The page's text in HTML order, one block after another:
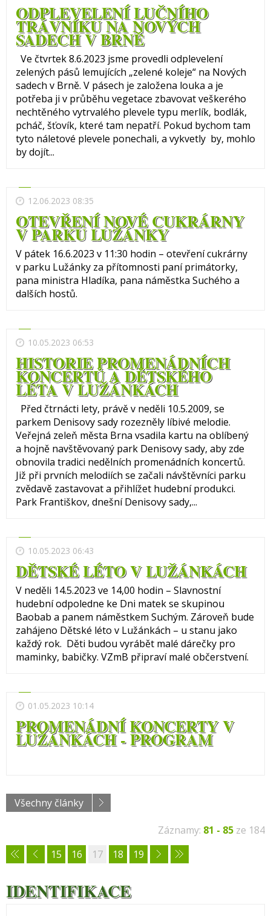
ODPLEVELENÍ LUČNÍHO
TRÁVNÍKU NA NOVÝCH
SADECH V BRNĚ
Ve čtvrtek 8.6.2023 jsme provedli odplevelení
zelených pásů lemujících „zelené koleje“ na Nových
sadech v Brně. V pásech je založena louka a je
potřeba ji v průběhu vegetace zbavovat veškerého
nechtěného vytrvalého plevele typu merlík, bodlák,
pcháč, šťovík, které tam nepatří. Pokud bychom tam
tyto náletové plevele ponechali, a vykvetly by, mohlo
by dojít...
12.06.2023 08:35
OTEVŘENÍ NOVÉ CUKRÁRNY
V PARKU LUŽÁNKY
V pátek 16.6.2023 v 11:30 hodin – otevření cukrárny
v parku Lužánky za přítomnosti paní primátorky,
pana ministra Hladíka, pana náměstka Suchého a
dalších hostů.
10.05.2023 06:53
HISTORIE PROMENÁDNÍCH
KONCERTŮ A DĚTSKÉHO
LÉTA V LUŽÁNKÁCH
Před čtrnácti lety, právě v neděli 10.5.2009, se
parkem Denisovy sady rozezněly líbivé melodie.
Veřejná zeleň města Brna vsadila kartu na oblíbený
a hojně navštěvovaný park Denisovy sady, aby zde
obnovila tradici nedělních promenádních koncertů.
Již při prvních melodiích se začali návštěvníci parku
zvědavě zastavovat a přihlížet hudební produkci.
Park Františkov, dnešní Denisovy sady,...
10.05.2023 06:43
DĚTSKÉ LÉTO V LUŽÁNKÁCH
V neděli 14.5.2023 ve 14,00 hodin – Slavnostní
hudební odpoledne ke Dni matek se skupinou
Baobab a panem náměstkem Suchým. Zároveň bude
zahájeno Dětské léto v Lužánkách – u stanu jako
každý rok. Děti budou vyrábět malé dárečky pro
maminky, babičky. VZmB připraví malé občerstvení.
01.05.2023 10:14
PROMENÁDNÍ KONCERTY V
LUŽÁNKÁCH - PROGRAM
Všechny články
Záznamy: 81 - 85 ze 184
15
16 17 18 19
IDENTIFIKACE